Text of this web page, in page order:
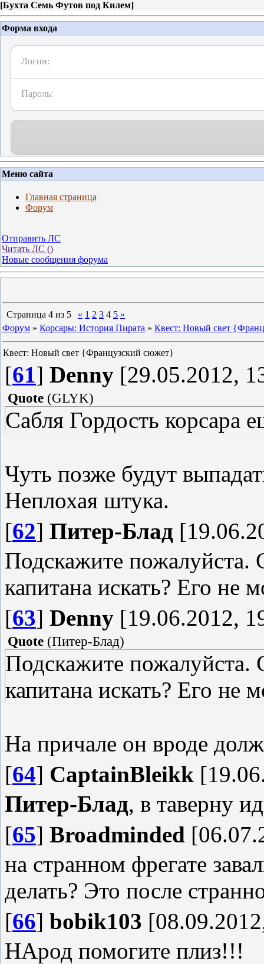
[Бухта Семь Футов под Килем]
Форма входа
Логин:
Пароль:
Меню сайта
Главная страница
Форум
Отправить ЛС
Читать ЛС ()
Новые сообщения форума
Страница 4 из 5 « 1 2 3 4 5 »
Форум » Корсары: История Пирата » Квест: Новый свет
Квест: Новый свет {Французский сюжет}
[61] Denny [29.05.2012,
Quote (GLYK)
Сабля Гордость корсара
Чуть позже будут
Неплохая штука.
[62] Питер-Блад
Подскажите пожалуйста.
капитана искать? Его не
[63] Denny [19.06.2012,
Quote (Питер-Блад)
Подскажите пожалуйста.
капитана искать? Его не
На причале он вроде
[64] CaptainBleikk
Питер-Блад, в таверну
[65] Broadminded
на странном фрегате
делать? Это после
[66] bobik103
НАрод помогите плиз!!!